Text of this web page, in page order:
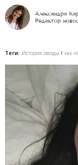
Александра
Редактор
Теги: История звезды как